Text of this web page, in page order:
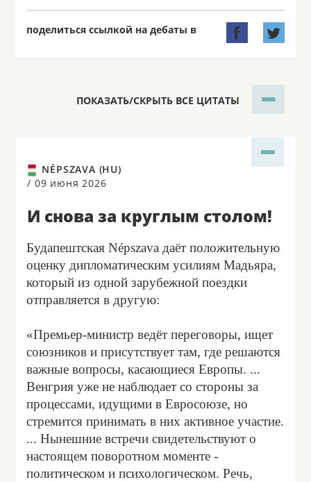
поделиться ссылкой на дебаты в  
ПОКАЗАТЬ/СКРЫТЬ ВСЕ ЦИТАТЫ
NÉPSZAVA (HU)
/ 09 июня 2026
И снова за круглым столом!
Будапештская Népszava даёт положительную
оценку дипломатическим усилиям Мадьяра,
который из одной зарубежной поездки
отправляется в другую:
«Премьер-министр ведёт переговоры, ищет
союзников и присутствует там, где решаются
важные вопросы, касающиеся Европы. ...
Венгрия уже не наблюдает со стороны за
процессами, идущими в Евросоюзе, но
стремится принимать в них активное участие.
... Нынешние встречи свидетельствуют о
настоящем поворотном моменте -
политическом и психологическом. Речь,